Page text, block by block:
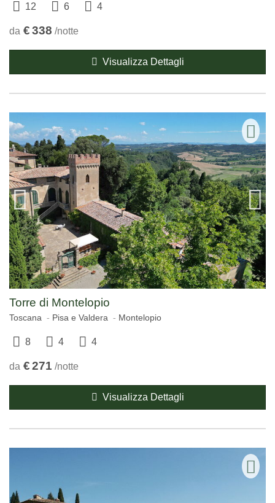
12 6 4
da €338 /notte
Visualizza Dettagli
Torre di Montelopio
Toscana Pisa e Valdera Montelopio
8 4 4
da €271 /notte
Visualizza Dettagli